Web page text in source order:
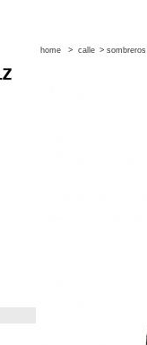
home > calle > sombreros